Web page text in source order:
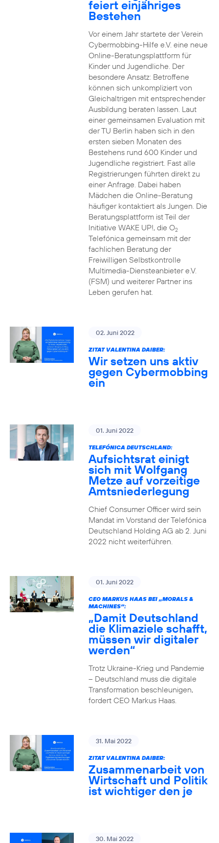
feiert einjähriges
Bestehen
Vor einem Jahr startete der Verein
Cybermobbing-Hilfe e.V. eine neue
Online-Beratungsplattform für
Kinder und Jugendliche. Der
besondere Ansatz: Betroffene
können sich unkompliziert von
Gleichaltrigen mit entsprechender
Ausbildung beraten lassen. Laut
einer gemeinsamen Evaluation mit
der TU Berlin haben sich in den
ersten sieben Monaten des
Bestehens rund 600 Kinder und
Jugendliche registriert. Fast alle
Registrierungen führten direkt zu
einer Anfrage. Dabei haben
Mädchen die Online-Beratung
häufiger kontaktiert als Jungen. Die
Beratungsplattform ist Teil der
Initiative WAKE UP!, die O2
Telefónica gemeinsam mit der
fachlichen Beratung der
Freiwilligen Selbstkontrolle
Multimedia-Diensteanbieter e.V.
(FSM) und weiterer Partner ins
Leben gerufen hat.
02. Juni 2022
ZITAT VALENTINA DAIBER:
Wir setzen uns aktiv
gegen Cybermobbing
ein
01. Juni 2022
TELEFÓNICA DEUTSCHLAND:
Aufsichtsrat einigt
sich mit Wolfgang
Metze auf vorzeitige
Amtsniederlegung
Chief Consumer Officer wird sein
Mandat im Vorstand der Telefónica
Deutschland Holding AG ab 2. Juni
2022 nicht weiterführen.
01. Juni 2022
CEO MARKUS HAAS BEI „MORALS &
MACHINES“:
„Damit Deutschland
die Klimaziele schafft,
müssen wir digitaler
werden“
Trotz Ukraine-Krieg und Pandemie
– Deutschland muss die digitale
Transformation beschleunigen,
fordert CEO Markus Haas.
31. Mai 2022
ZITAT VALENTINA DAIBER:
Zusammenarbeit von
Wirtschaft und Politik
ist wichtiger den je
30. Mai 2022